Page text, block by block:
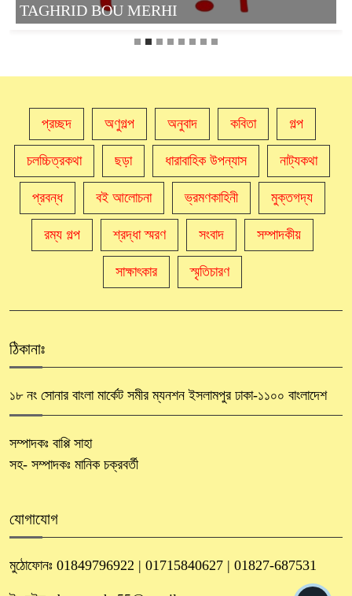
TAGHRID BOU MERHI
প্রচ্ছদ অণুগল্প অনুবাদ কবিতা গল্প
চলচ্চিত্রকথা ছড়া ধারাবাহিক উপন্যাস নাট্যকথা
প্রবন্ধ বই আলোচনা ভ্রমণকাহিনী মুক্তগদ্য
রম্য গল্প শ্রদ্ধা স্মরণ সংবাদ সম্পাদকীয়
সাক্ষাৎকার স্মৃতিচারণ
ঠিকানাঃ
১৮ নং সোনার বাংলা মার্কেট সমীর ম্যনশন ইসলামপুর ঢাকা-১১০০ বাংলাদেশ
সম্পাদকঃ বাপ্পি সাহা
সহ- সম্পাদকঃ মানিক চক্রবর্তী
যোগাযোগ
মুঠোফোনঃ 01849796922 | 01715840627 | 01827-687531